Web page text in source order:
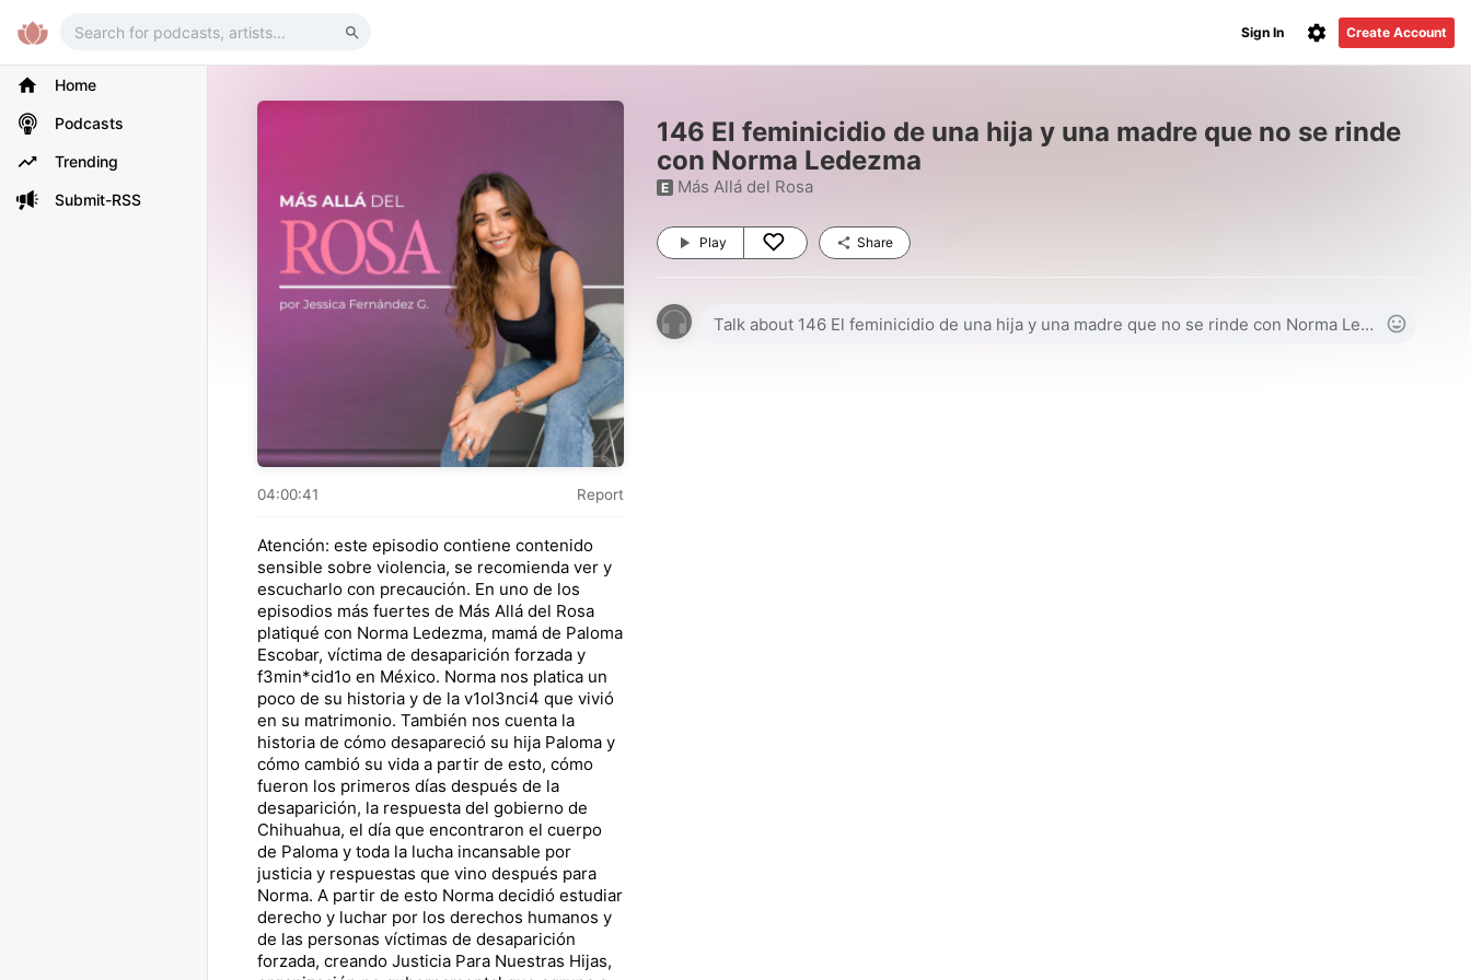
Create Account
Sign In
Home
Podcasts
Trending
Submit-RSS
04:00:41 Report
Atención: este episodio contiene contenido
sensible sobre violencia, se recomienda ver y
escucharlo con precaución. En uno de los
episodios más fuertes de Más Allá del Rosa
platiqué con Norma Ledezma, mamá de Paloma
Escobar, víctima de desaparición forzada y
f3min*cid1o en México. Norma nos platica un
poco de su historia y de la v1ol3nci4 que vivió
en su matrimonio. También nos cuenta la
historia de cómo desapareció su hija Paloma y
cómo cambió su vida a partir de esto, cómo
fueron los primeros días después de la
desaparición, la respuesta del gobierno de
Chihuahua, el día que encontraron el cuerpo
de Paloma y toda la lucha incansable por
justicia y respuestas que vino después para
Norma. A partir de esto Norma decidió estudiar
derecho y luchar por los derechos humanos y
de las personas víctimas de desaparición
forzada, creando Justicia Para Nuestras Hijas,
146 El feminicidio de una hija y una madre que no se rinde
con Norma Ledezma
E Más Allá del Rosa
Play Share